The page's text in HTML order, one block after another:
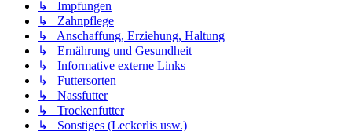
↳ Impfungen
↳ Zahnpflege
↳ Anschaffung, Erziehung, Haltung
↳ Ernährung und Gesundheit
↳ Informative externe Links
↳ Futtersorten
↳ Nassfutter
↳ Trockenfutter
↳ Sonstiges (Leckerlis usw.)